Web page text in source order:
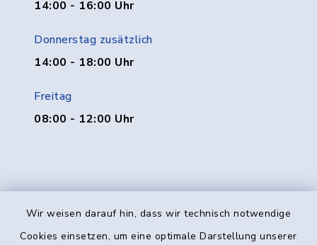
Wir weisen darauf hin, dass wir technisch notwendige
Cookies einsetzen, um eine optimale Darstellung unserer
14:00 - 16:00 Uhr
Donnerstag zusätzlich
14:00 - 18:00 Uhr
Freitag
08:00 - 12:00 Uhr
Kontakt